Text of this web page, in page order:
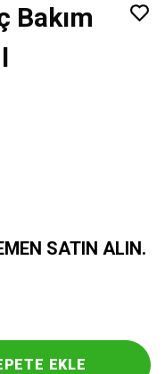
Bakım
SATIN ALIN.
EKLE